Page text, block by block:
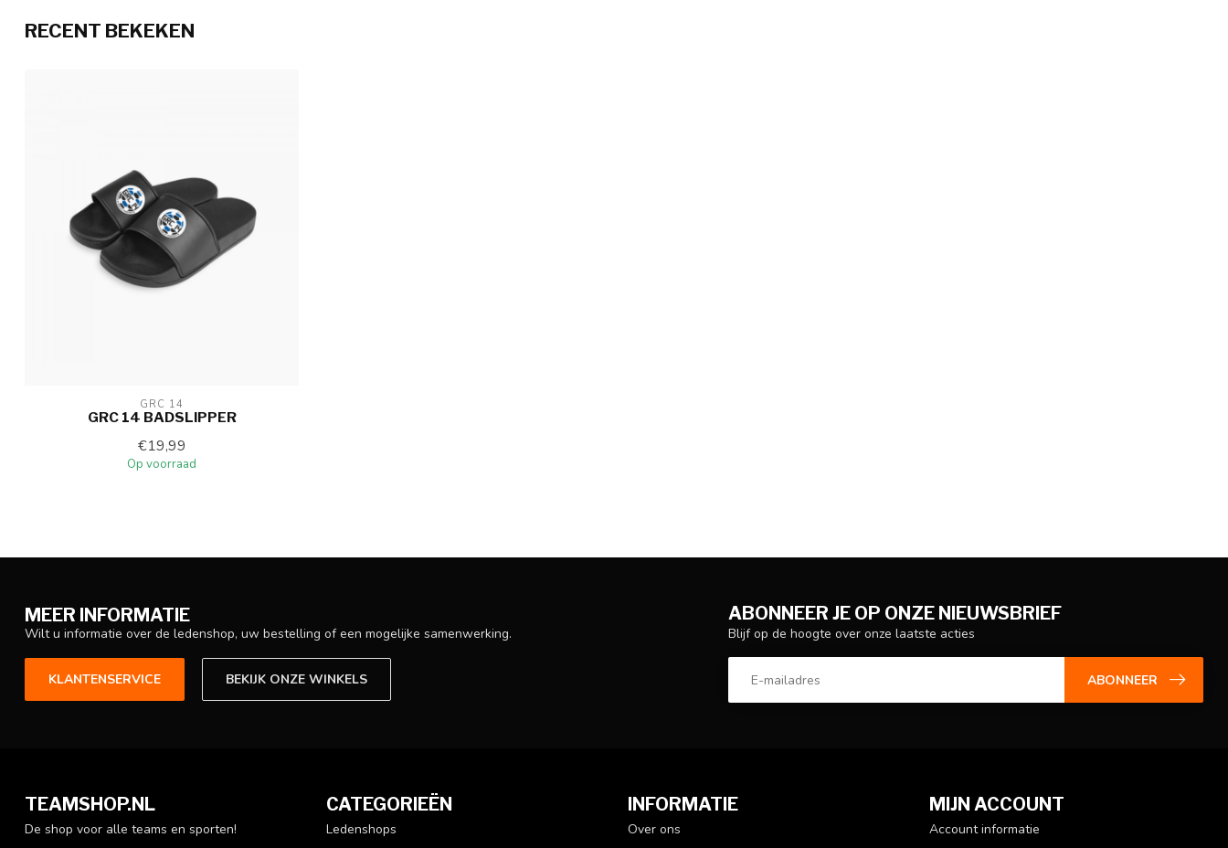
RECENT BEKEKEN
GRC 14
GRC 14 BADSLIPPER
€19,99
Op voorraad
MEER INFORMATIE
Wilt u informatie over de ledenshop, uw bestelling of een mogelijke samenwerking.
KLANTENSERVICE BEKIJK ONZE WINKELS
ABONNEER JE OP ONZE NIEUWSBRIEF
Blijf op de hoogte over onze laatste acties
ABONNEER
TEAMSHOP.NL
De shop voor alle teams en sporten!
CATEGORIEËN
Ledenshops
INFORMATIE
Over ons
MIJN ACCOUNT
Account informatie